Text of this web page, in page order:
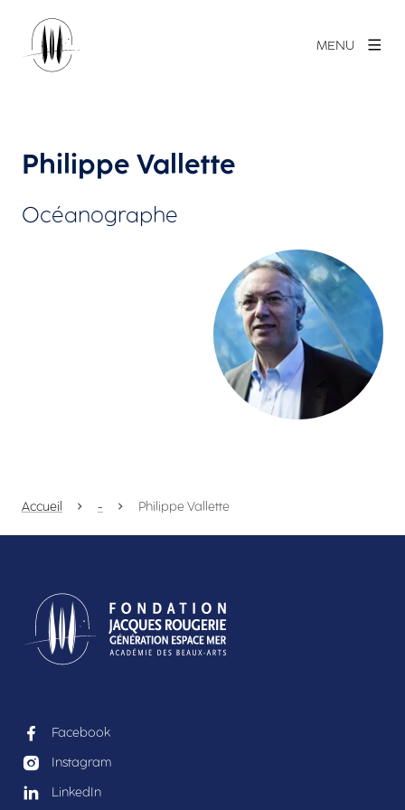
MENU
Philippe Vallette
Océanographe
Agrandir
Accueil - Philippe Vallette
Facebook
Instagram
LinkedIn